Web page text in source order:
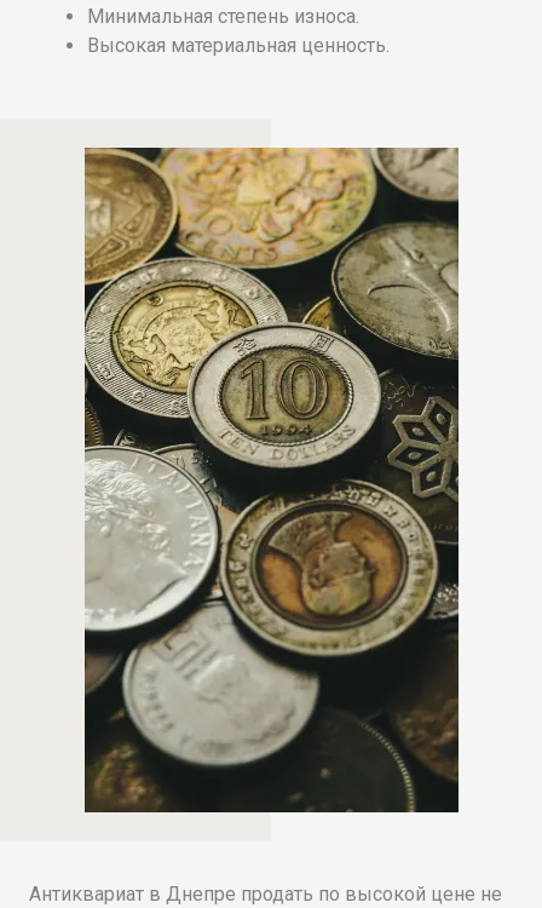
Минимальная степень износа.
Высокая материальная ценность.
Антиквариат в Днепре продать по высокой цене не